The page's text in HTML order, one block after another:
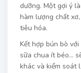
dưỡng. Một gợi ý
hàm lượng chất
tiêu hóa.
Kết hợp bún bò
sữa chua ít béo…
khác và kiểm soát